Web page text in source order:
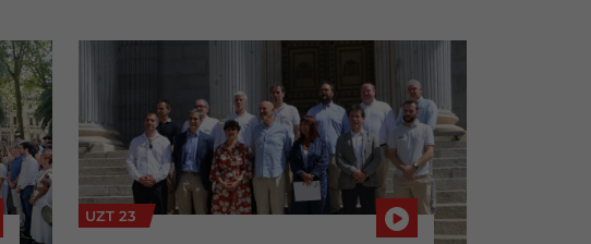
UZT 23